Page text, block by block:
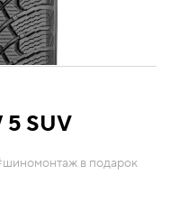
5 SUV
в подарок